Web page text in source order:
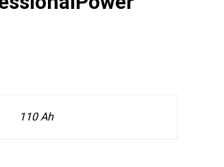
110 Ah